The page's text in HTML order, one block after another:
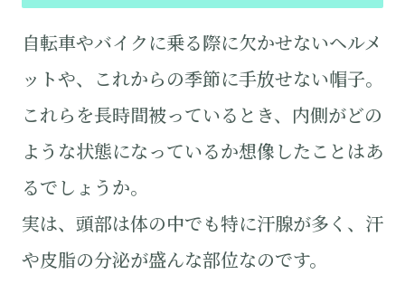
自転車やバイクに乗る際に欠かせないヘルメ
ットや、これからの季節に手放せない帽子。
これらを長時間被っているとき、内側がどの
ような状態になっているか想像したことはあ
るでしょうか。
実は、頭部は体の中でも特に汗腺が多く、汗
や皮脂の分泌が盛んな部位なのです。